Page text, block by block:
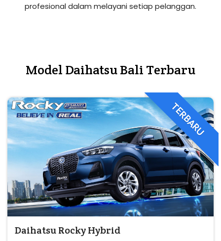
profesional dalam melayani setiap pelanggan.
Model Daihatsu Bali Terbaru
TERBARU
Daihatsu Rocky Hybrid